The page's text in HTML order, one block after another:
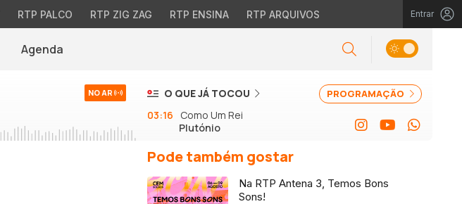
RTP PALCO RTP ZIG ZAG RTP ENSINA RTP ARQUIVOS Entrar
Agenda
NO AR PROGRAMAÇÃO
O QUE JÁ TOCOU
03:16
Como Um Rei
Plutónio
Pode também gostar
Na RTP Antena 3, Temos Bons
Sons!